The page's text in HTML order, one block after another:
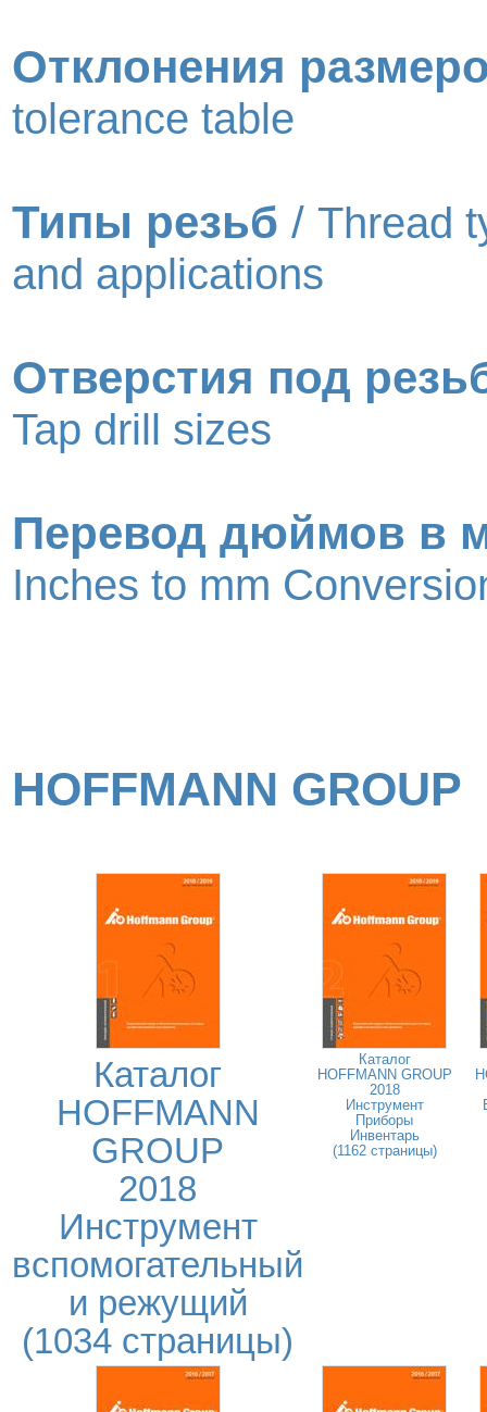
Отклонения
tolerance table
Типы резьб / Thread
and applications
Отверстия под
Tap drill sizes
Перевод дюймов в
Inches to mm
HOFFMANN GROUP
Каталог
HOFFMANN
GROUP
2018
Инструмент
вспомогательный
и режущий
(1034 страницы)
Каталог
HOFFMANN GROUP
2018
Инструмент
Приборы
Инвентарь
(1162 страницы)